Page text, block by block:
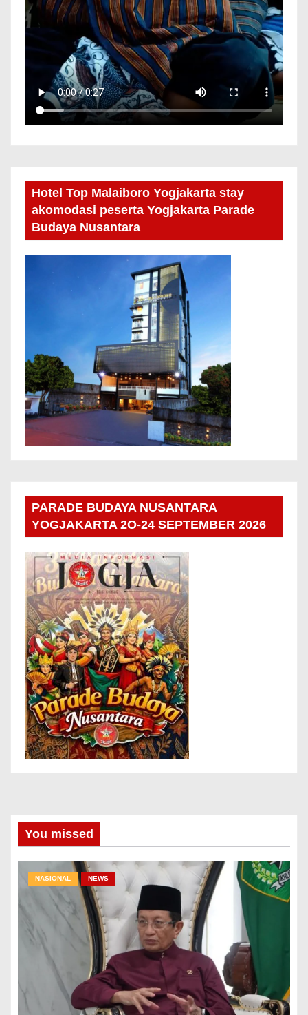
Hotel Top Malaiboro Yogjakarta stay
akomodasi peserta Yogjakarta Parade
Budaya Nusantara
PARADE BUDAYA NUSANTARA
YOGJAKARTA 2O-24 SEPTEMBER 2026
You missed
NASIONAL NEWS